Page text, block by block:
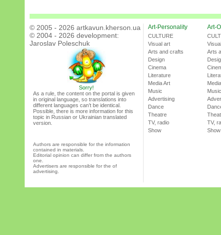
© 2005 - 2026 artkavun.kherson.ua
© 2004 - 2026 development:
Jaroslav Poleschuk
Sorry!
As a rule, the content on the portal is given
in original language, so translations into
different languages can’t be identical.
Possible, there is more information for this
topic in Russian or Ukrainian translated
version.
Authors are responsible for the information
contained in materials.
Editorial opinion can differ from the authors
one.
Advertisers are responsible for the of
advertising.
Art-Personality
CULTURE
Visual art
Arts and crafts
Design
Cinema
Literature
Media Art
Music
Advertising
Dance
Theatre
TV, radio
Show
Art-
Arts
Music
TV,
Show